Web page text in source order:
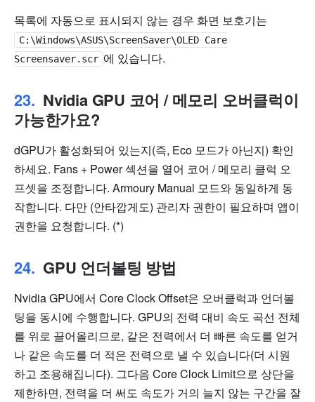
목록에 자동으로 표시되지 않는 경우 화면 보호기는
C:\Windows\ASUS\ScreenSaver\OLED Care
Screensaver.scr 에 있습니다.
Nvidia GPU 코어 / 메모리 오버클럭이
가능한가요?
dGPU가 활성화되어 있는지(즉, Eco 모드가 아닌지) 확인
하세요. Fans + Power 섹션을 열어 코어 / 메모리 클럭 오
프셋을 조정합니다. Armoury Manual 모드와 동일하게 동
작합니다. 다만 (안타깝게도) 관리자 권한이 필요하며 앱이
권한을 요청합니다. (*)
GPU 언더볼팅 방법
Nvidia GPU에서 Core Clock Offset은 오버클럭과 언더볼
팅을 동시에 수행합니다. GPU의 전력 대비 속도 곡선 전체
를 위로 끌어올리므로, 같은 전력에서 더 빠른 속도를 얻거
나 같은 속도를 더 적은 전력으로 낼 수 있습니다(더 시원
하고 조용해집니다). 그다음 Core Clock Limit으로 상단을
제한하면, 전력을 더 써도 속도가 거의 늘지 않는 구간을 잘